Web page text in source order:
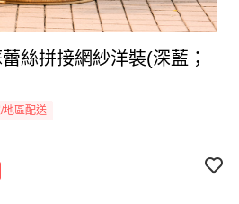
絲拼接網紗洋裝(深藍；
地區配送